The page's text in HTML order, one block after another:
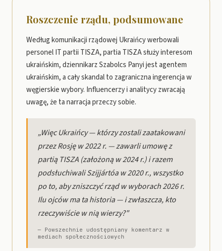
Roszczenie rządu, podsumowane
Według komunikacji rządowej Ukraińcy werbowali
personel IT partii TISZA, partia TISZA służy interesom
ukraińskim, dziennikarz Szabolcs Panyi jest agentem
ukraińskim, a cały skandal to zagraniczna ingerencja w
węgierskie wybory. Influencerzy i analitycy zwracają
uwagę, że ta narracja przeczy sobie.
„Więc Ukraińcy — którzy zostali zaatakowani
przez Rosję w 2022 r. — zawarli umowę z
partią TISZA (założoną w 2024 r.) i razem
podsłuchiwali Szijjártóa w 2020 r., wszystko
po to, aby zniszczyć rząd w wyborach 2026 r.
Ilu ojców ma ta historia — i zwłaszcza, kto
rzeczywiście w nią wierzy?"
— Powszechnie udostępniany komentarz w
mediach społecznościowych